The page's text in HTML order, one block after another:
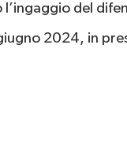
del
2024, in